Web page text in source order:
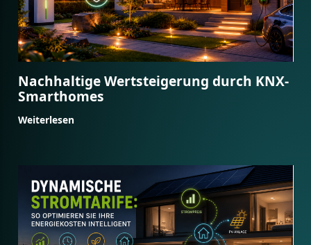
Nachhaltige Wertsteigerung durch KNX-
Smarthomes
Weiterlesen